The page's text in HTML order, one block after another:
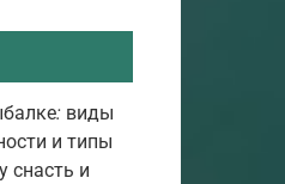
: виды
и типы
снасть и